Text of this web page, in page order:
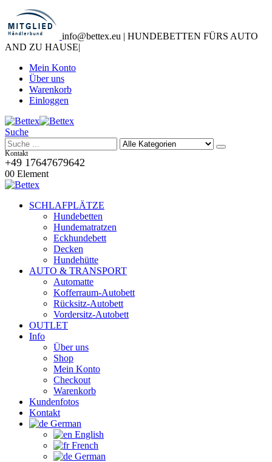
info@bettex.eu | HUNDEBETTEN FÜRS AUTO
AND ZU HAUSE|
Mein Konto
Über uns
Warenkorb
Einloggen
Suche
Kontakt
+49 17647679642
00 Element
SCHLAFPLÄTZE
Hundebetten
Hundematratzen
Eckhundebett
Decken
Hundehütte
AUTO & TRANSPORT
Automatte
Kofferraum-Autobett
Rücksitz-Autobett
Vordersitz-Autobett
OUTLET
Info
Über uns
Shop
Mein Konto
Checkout
Warenkorb
Kundenfotos
Kontakt
German
English
French
German